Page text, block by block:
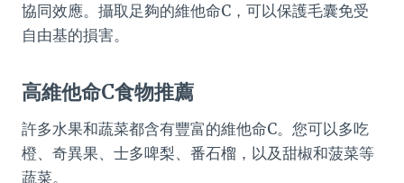
協同效應。攝取足夠的維他命C，可以保護毛囊免受
自由基的損害。
高維他命C食物推薦
許多水果和蔬菜都含有豐富的維他命C。您可以多吃
橙、奇異果、士多啤梨、番石榴，以及甜椒和菠菜等
蔬菜。